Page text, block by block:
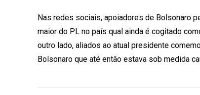
Nas redes sociais, apoiadores de Bolsonaro
maior do PL no país qual ainda é cogitado
outro lado, aliados ao atual presidente
Bolsonaro que até então estava sob medida